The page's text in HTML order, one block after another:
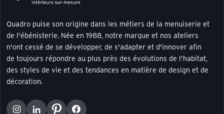
Quadro puise son origine dans les métiers de la menuiserie et
de l'ébénisterie. Née en 1988, notre marque et nos ateliers
n'ont cessé de se développer, de s'adapter et d'innover afin
de toujours répondre au plus près des évolutions de l'habitat,
des styles de vie et des tendances en matière de design et de
décoration.